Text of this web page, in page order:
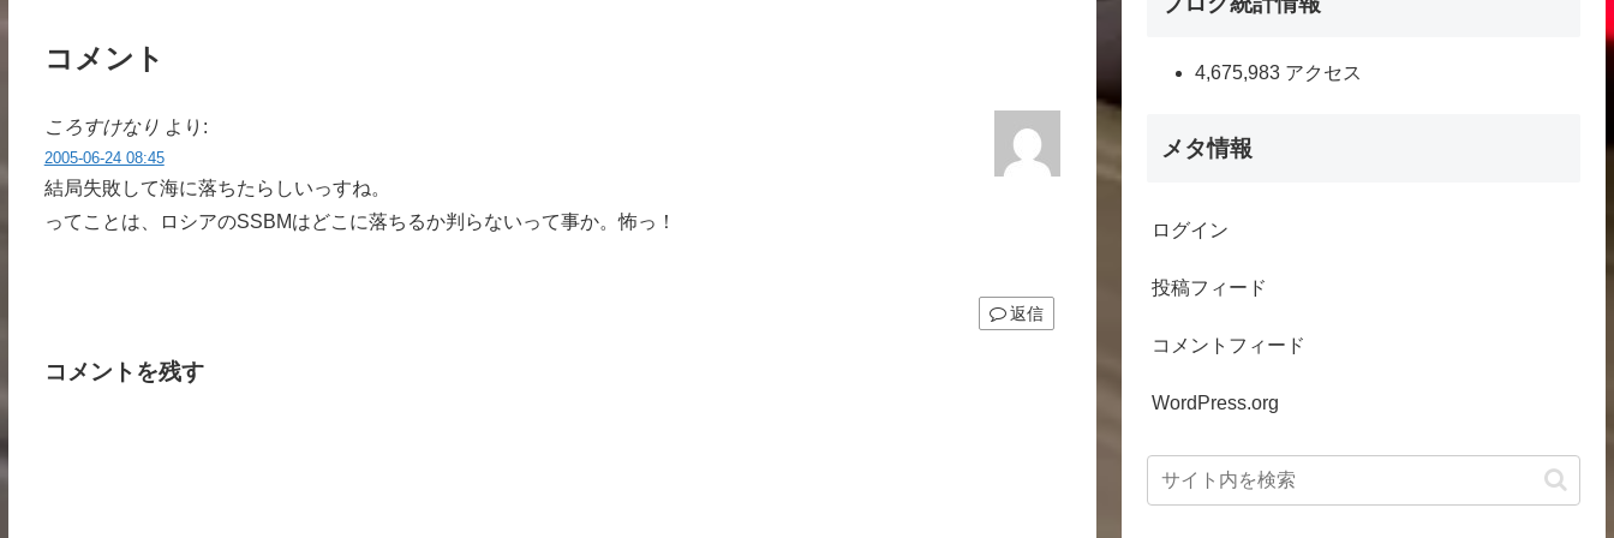
コメント
ころすけなり より:
2005-06-24 08:45
結局失敗して海に落ちたらしいっすね。
ってことは、ロシアのSSBMはどこに落ちるか判らないって事か。怖っ！
返信
コメントを残す
4,675,983 アクセス
メタ情報
ログイン
投稿フィード
コメントフィード
WordPress.org